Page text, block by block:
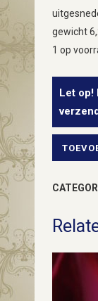
gewicht
1 op
Let op!
cocktail
ring
vol